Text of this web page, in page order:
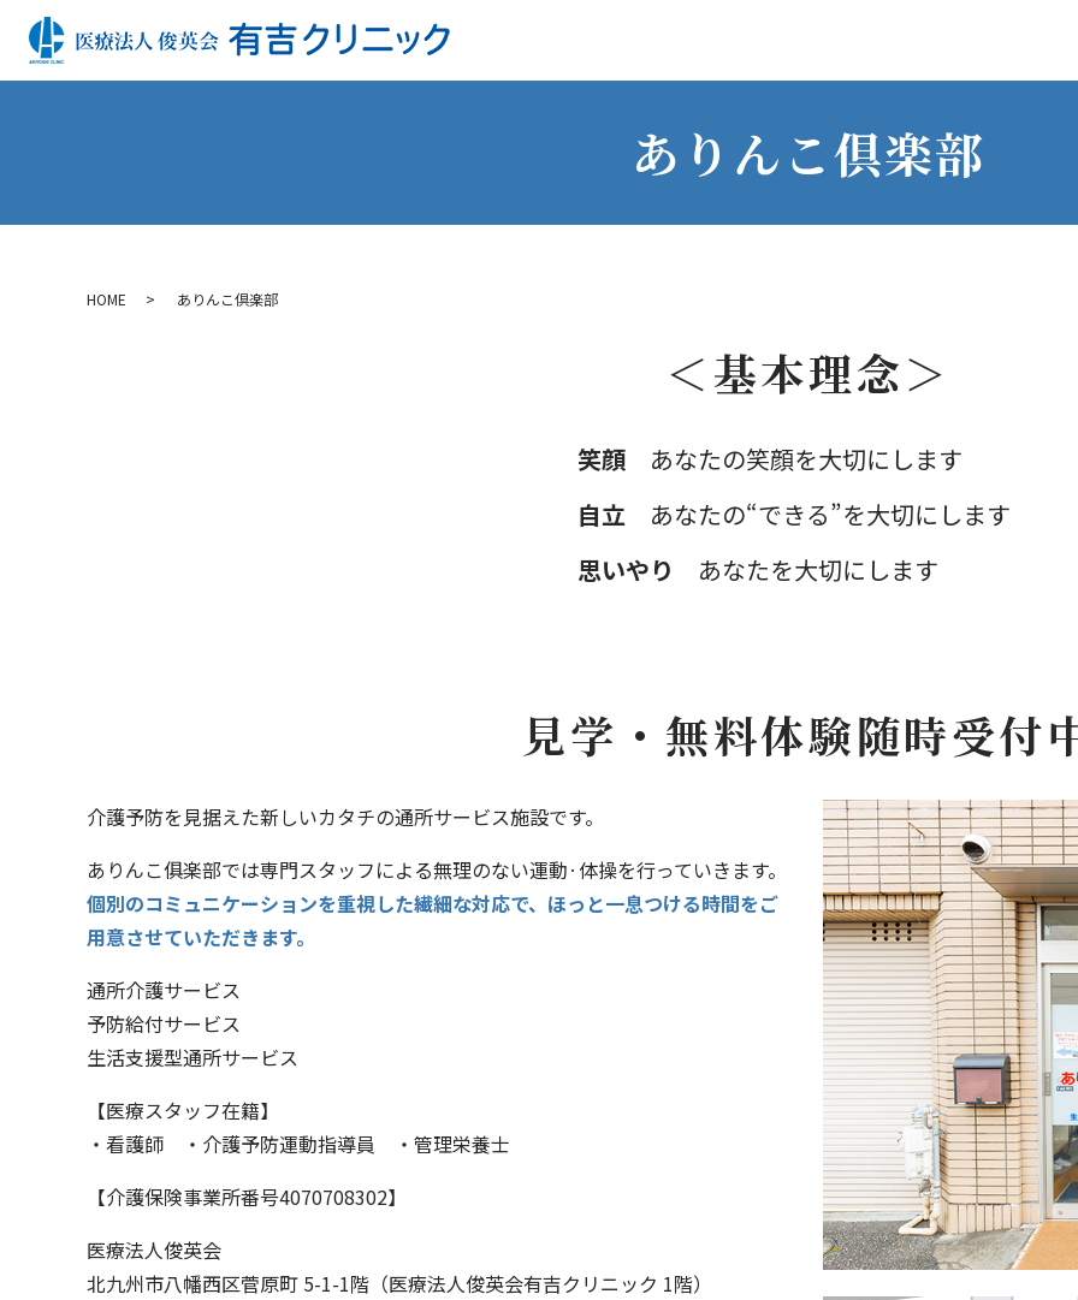
ありんこ倶楽部
HOME ありんこ倶楽部
＜基本理念＞
笑顔
あなたの笑顔を大切にします
自立
あなたの“できる”を大切にします
思いやり
あなたを大切にします
見学・無料体験随時受付
介護予防を見据えた新しいカタチの通所サービス施設です。
ありんこ俱楽部では専門スタッフによる無理のない運動·体操を行っていきます。
個別のコミュニケーションを重視した繊細な対応で、ほっと一息つける時間をご
用意させていただきます。
通所介護サービス
予防給付サービス
生活支援型通所サービス
【医療スタッフ在籍】
・看護師 ・介護予防運動指導員 ・管理栄養士
【介護保険事業所番号4070708302】
医療法人俊英会
北九州市八幡西区菅原町 5-1-1階（医療法人俊英会有吉クリニック 1階）